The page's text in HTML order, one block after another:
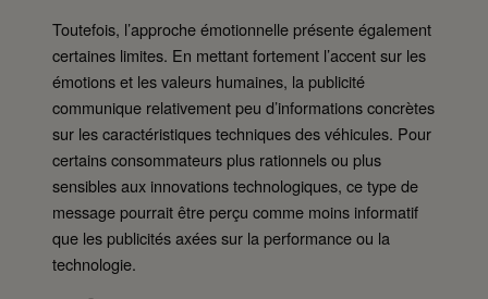
Toutefois, l’approche émotionnelle présente également
certaines limites. En mettant fortement l’accent sur les
émotions et les valeurs humaines, la publicité
communique relativement peu d’informations concrètes
sur les caractéristiques techniques des véhicules. Pour
certains consommateurs plus rationnels ou plus
sensibles aux innovations technologiques, ce type de
message pourrait être perçu comme moins informatif
que les publicités axées sur la performance ou la
technologie.